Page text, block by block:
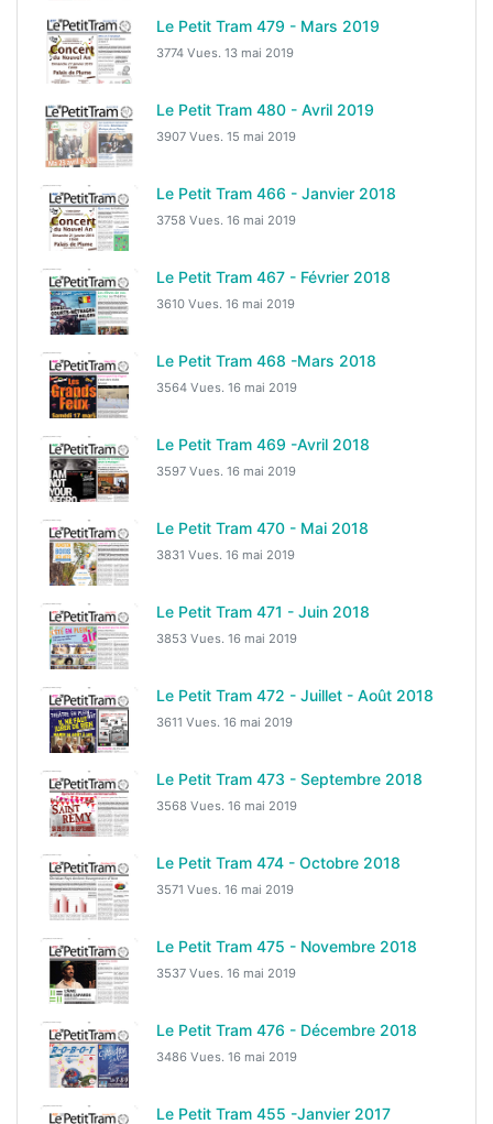
Le Petit Tram 479 - Mars 2019
3774 Vues. 13 mai 2019
Le Petit Tram 480 - Avril 2019
3907 Vues. 15 mai 2019
Le Petit Tram 466 - Janvier 2018
3758 Vues. 16 mai 2019
Le Petit Tram 467 - Février 2018
3610 Vues. 16 mai 2019
Le Petit Tram 468 -Mars 2018
3564 Vues. 16 mai 2019
Le Petit Tram 469 -Avril 2018
3597 Vues. 16 mai 2019
Le Petit Tram 470 - Mai 2018
3831 Vues. 16 mai 2019
Le Petit Tram 471 - Juin 2018
3853 Vues. 16 mai 2019
Le Petit Tram 472 - Juillet - Août 2018
3611 Vues. 16 mai 2019
Le Petit Tram 473 - Septembre 2018
3568 Vues. 16 mai 2019
Le Petit Tram 474 - Octobre 2018
3571 Vues. 16 mai 2019
Le Petit Tram 475 - Novembre 2018
3537 Vues. 16 mai 2019
Le Petit Tram 476 - Décembre 2018
3486 Vues. 16 mai 2019
Le Petit Tram 455 -Janvier 2017